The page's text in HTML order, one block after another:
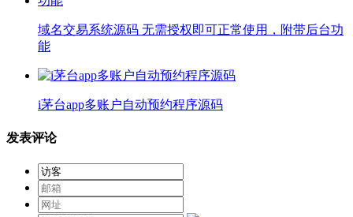
域名交易系统源码 无需授权即可正常使用，附带后台功
能
i茅台app多账户自动预约程序源码
发表评论